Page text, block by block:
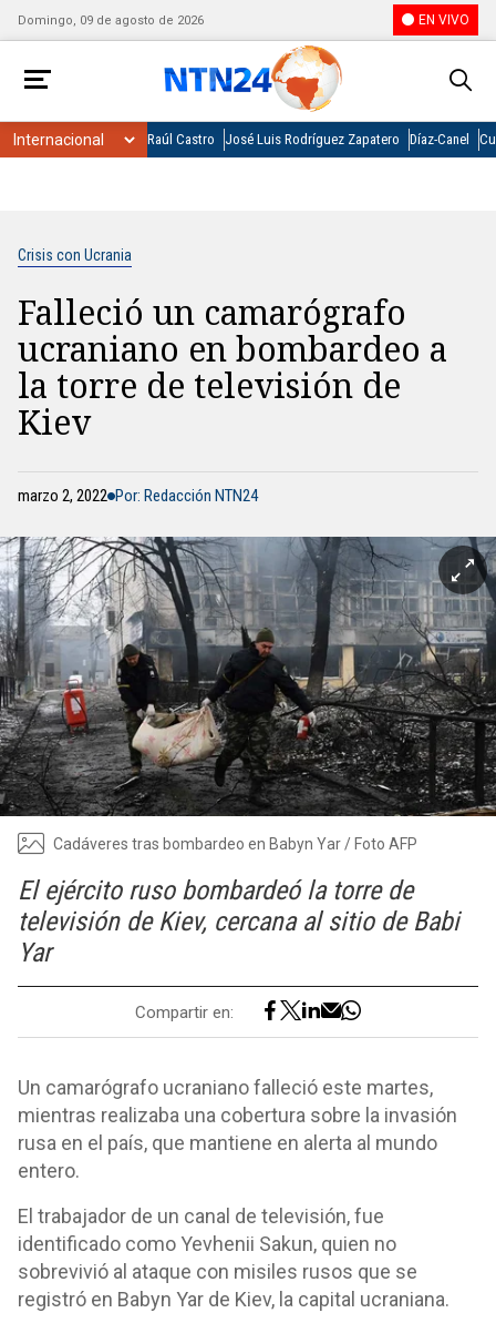
Domingo, 09 de agosto de 2026 EN VIVO
Raúl Castro José Luis Rodríguez Zapatero Díaz-Canel
Crisis con Ucrania
Falleció un camarógrafo
ucraniano en bombardeo a
la torre de televisión de
Kiev
marzo 2, 2022 Por: Redacción NTN24
Cadáveres tras bombardeo en Babyn Yar / Foto AFP
El ejército ruso bombardeó la torre de
televisión de Kiev, cercana al sitio de Babi
Yar
Compartir en:
Un camarógrafo ucraniano falleció este martes,
mientras realizaba una cobertura sobre la invasión
rusa en el país, que mantiene en alerta al mundo
entero.
El trabajador de un canal de televisión, fue
identificado como Yevhenii Sakun, quien no
sobrevivió al ataque con misiles rusos que se
registró en Babyn Yar de Kiev, la capital ucraniana.